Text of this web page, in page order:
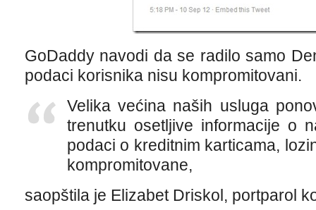
GoDaddy navodi da se radilo samo
podaci korisnika nisu kompromitovani.
Velika većina naših usluga
trenutku osetljive informacije o
podaci o kreditnim karticama,
kompromitovane,
saopštila je Elizabet Driskol, portparol